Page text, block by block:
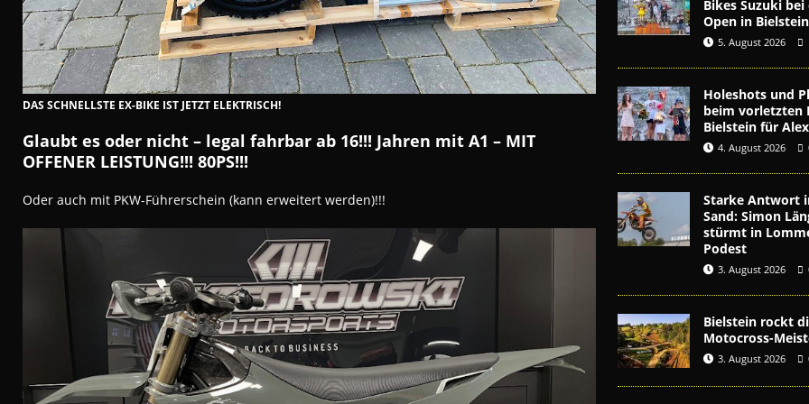
DAS SCHNELLSTE EX-BIKE IST JETZT ELEKTRISCH!
Glaubt es oder nicht – legal fahrbar ab 16!!! Jahren mit A1 – MIT
OFFENER LEISTUNG!!! 80PS!!!
Oder auch mit PKW-Führerschein (kann erweitert werden)!!!
Bikes Suzuki bei
Open in Bielstein
5. August 2026
Holeshots und
beim vorletzten
Bielstein für
4. August 2026
Starke Antwort
Sand: Simon
stürmt in
Podest
3. August 2026
Bielstein rockt
Motocross-
3. August 2026